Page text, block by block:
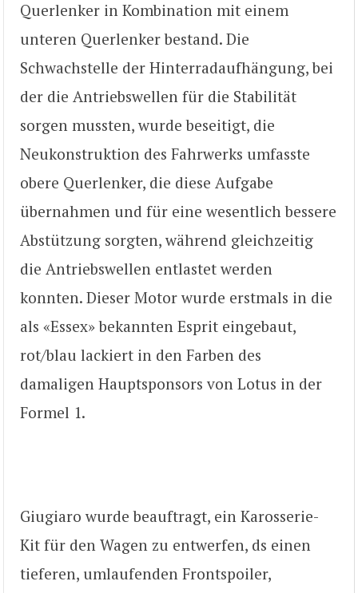
Querlenker in Kombination mit einem
unteren Querlenker bestand. Die
Schwachstelle der Hinterradaufhängung, bei
der die Antriebswellen für die Stabilität
sorgen mussten, wurde beseitigt, die
Neukonstruktion des Fahrwerks umfasste
obere Querlenker, die diese Aufgabe
übernahmen und für eine wesentlich bessere
Abstützung sorgten, während gleichzeitig
die Antriebswellen entlastet werden
konnten. Dieser Motor wurde erstmals in die
als «Essex» bekannten Esprit eingebaut,
rot/blau lackiert in den Farben des
damaligen Hauptsponsors von Lotus in der
Formel 1.
Giugiaro wurde beauftragt, ein Karosserie-
Kit für den Wagen zu entwerfen, ds einen
tieferen, umlaufenden Frontspoiler,